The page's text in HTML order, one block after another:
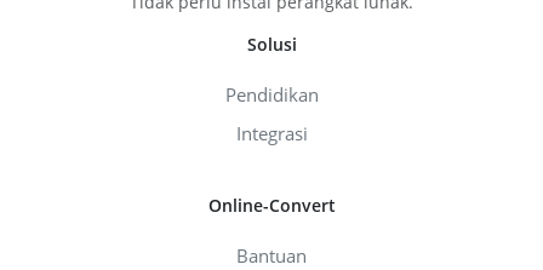
Solusi
Pendidikan
Integrasi
Online-Convert
Bantuan